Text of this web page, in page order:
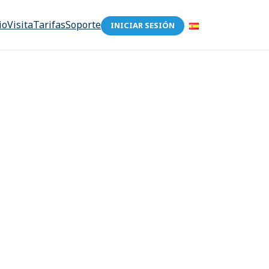
VisitaTarifasSoporte INICIAR SESIÓN